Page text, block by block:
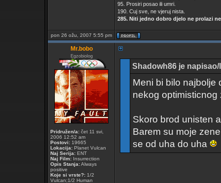
95. Prosiri posao ili umri.
190. Cuj sve, ne vjeruj nista.
285. Niti jedno dobro djelo ne prolazi
pon 26 ožu, 2007 5:55 pm
Mr.bobo
Egzobiolog
Pridružen/a: čet 11 svi,
2006 12:52 am
Postovi: 19665
Lokacija: Planet Vulcan
Naj Serija: ENT
Naj Film: Insurrection
Opis Stanja:Always
positive
Koje si vrste?: 1/2
Vulcan;1/2 Human
Shadowh86 je napisao/
Meni bi bilo najbolje
nekog
Skoro brod unisten
Barem su moje
se od uha do uha